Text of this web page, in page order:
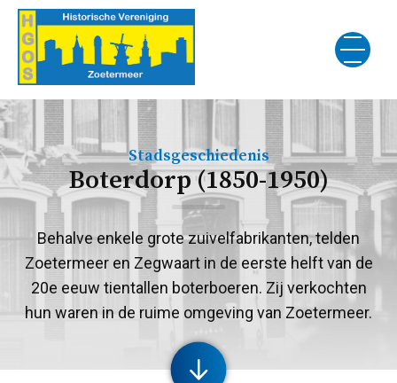
Stadsgeschiedenis
Boterdorp (1850-1950)
Behalve enkele grote zuivelfabrikanten, telden
Zoetermeer en Zegwaart in de eerste helft van de
20e eeuw tientallen boterboeren. Zij verkochten
hun waren in de ruime omgeving van Zoetermeer.